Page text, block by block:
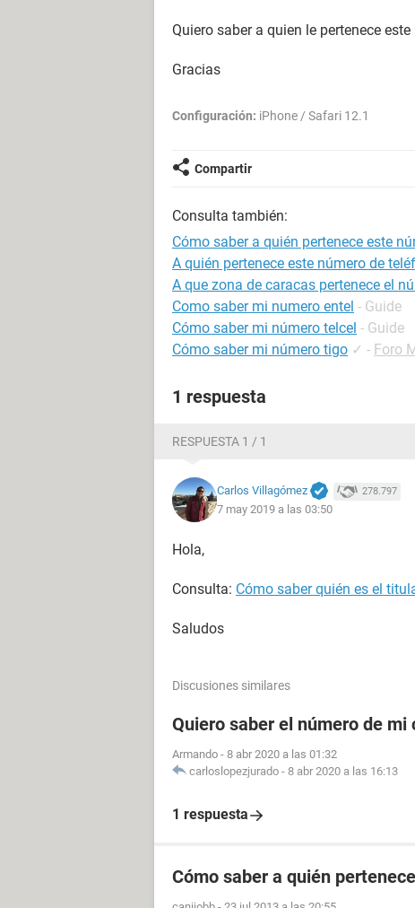
Quiero saber a quien le pertenece
Gracias
Configuración: iPhone / Safari 12.1
Compartir
Consulta también:
Cómo saber a quién pertenece este
A quién pertenece este número de
A que zona de caracas pertenece el
Como saber mi numero entel - Guide
Cómo saber mi número telcel - Guide
Cómo saber mi número tigo ✓ - Foro
1 respuesta
RESPUESTA 1 / 1
Carlos Villagómez 278.797
7 may 2019 a las 03:50
Hola,
Consulta: Cómo saber quién es el
Saludos
Discusiones similares
Quiero saber el número de mi
Armando - 8 abr 2020 a las 01:32
carloslopezjurado - 8 abr 2020 a las 16:13
1 respuesta
Cómo saber a quién